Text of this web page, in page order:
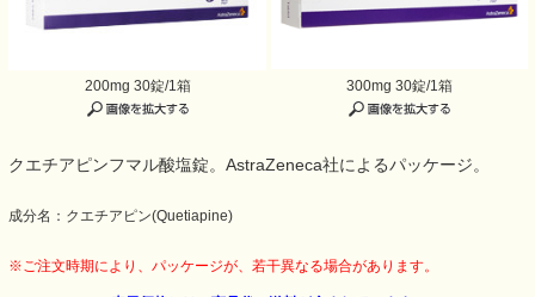
200mg 30錠/1箱 300mg 30錠/1箱
クエチアピンフマル酸塩錠。AstraZeneca社によるパッケージ。
成分名：クエチアピン(Quetiapine)
※ご注文時期により、パッケージが、若干異なる場合があります。